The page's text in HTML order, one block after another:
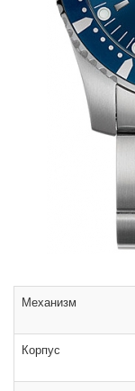
Механизм
Корпус